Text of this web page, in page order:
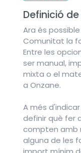
Definició
Ara és
Comunitat la
Entre les
ser manual,
mixta o el
a Onzane.
A més
definir què fer
compten amb
alguna de les